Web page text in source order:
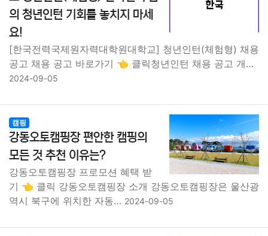
부동산 외국어 교육 교통 생활
의 청년인턴 기회를 놓치지 마세
요!
[한국전력국제원자력대학원대학교] 청년인턴(체험형) 채용
공고 채용 공고 바로가기 👈 클릭청년인턴 채용 공고 개…
2024-09-05
캠핑
강동오토캠핑장 편안한 캠핑의
모든 것 추천 이유는?
강동오토캠핑장 프로모션 혜택 받
기 👈 클릭 강동오토캠핑장 소개 강동오토캠핑장은 울산광
역시 북구에 위치한 자동… 2024-09-05